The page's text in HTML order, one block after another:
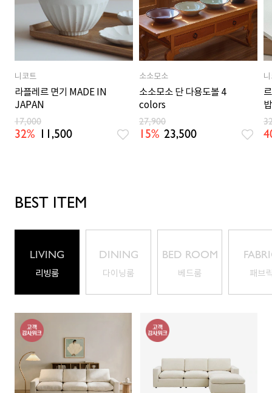
니코트
라플레르 면기 MADE IN
JAPAN
17,000
32% 11,500
소소모소
소소모소 단 다용도볼 4
colors
27,900
15% 23,500
BEST ITEM
LIVING
리빙룸
DINING
다이닝룸
BED ROOM
베드룸 패브